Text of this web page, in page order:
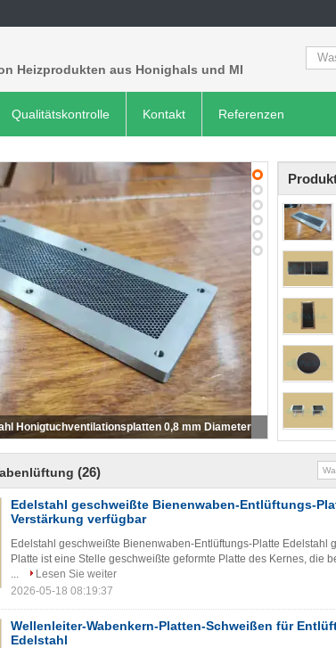
Heizprodukten aus Honighals und MI
Qualitätskontrolle Kontakt Referenzen
Steel Honeycomb-Entlüftung täfelt 0.8mm
Durchmesser
(26)
Edelstahl geschweißte Bienenwaben-Entlüftungs-
Verstärkung verfügbar
Edelstahl geschweißte Bienenwaben-Entlüftungs-Platte Edelstahl
Platte ist eine Stelle geschweißte geformte Platte des Kernes, die
...
Lesen Sie weiter
2026-05-18 08:19:37
Wellenleiter-Wabenkern-Platten-Schweißen für
Edelstahl